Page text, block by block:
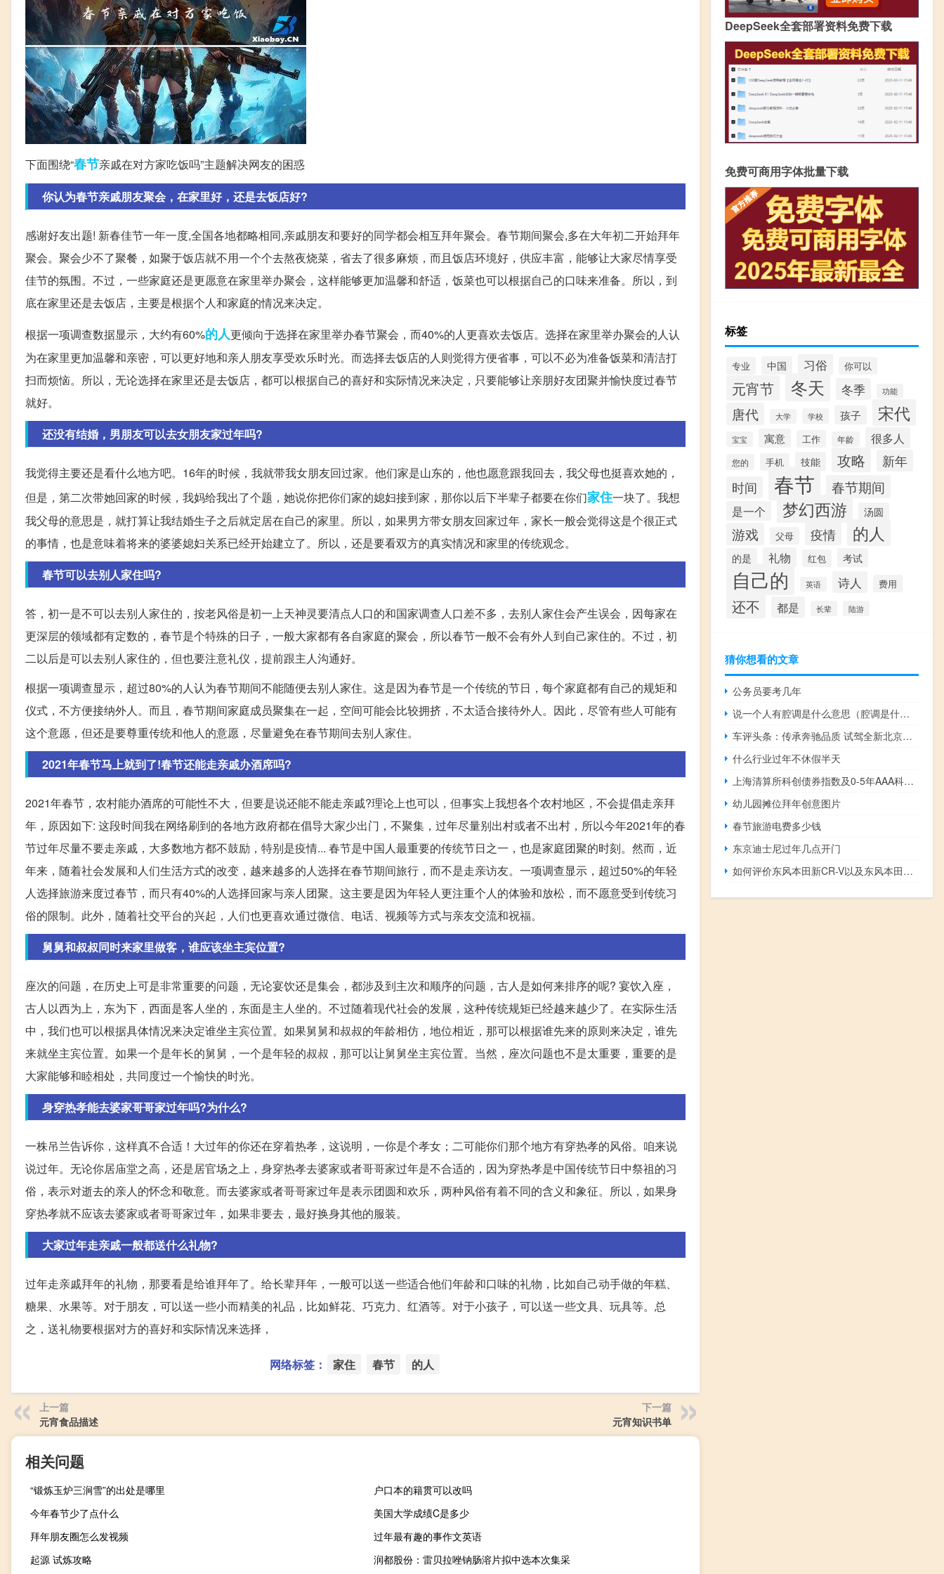
下面围绕“春节亲戚在对方家吃饭吗”主题解决网友的困惑
你认为春节亲戚朋友聚会，在家里好，还是去饭店好?
感谢好友出题! 新春佳节一年一度,全国各地都略相同,亲戚朋友和要好的同学都会相互拜年聚会。春节期间聚会,多在大年初二开始拜年
聚会。聚会少不了聚餐，如聚于饭店就不用一个个去熬夜烧菜，省去了很多麻烦，而且饭店环境好，供应丰富，能够让大家尽情享受
佳节的氛围。不过，一些家庭还是更愿意在家里举办聚会，这样能够更加温馨和舒适，饭菜也可以根据自己的口味来准备。所以，到
底在家里还是去饭店，主要是根据个人和家庭的情况来决定。
根据一项调查数据显示，大约有60%的人更倾向于选择在家里举办春节聚会，而40%的人更喜欢去饭店。选择在家里举办聚会的人认
为在家里更加温馨和亲密，可以更好地和亲人朋友享受欢乐时光。而选择去饭店的人则觉得方便省事，可以不必为准备饭菜和清洁打
扫而烦恼。所以，无论选择在家里还是去饭店，都可以根据自己的喜好和实际情况来决定，只要能够让亲朋好友团聚并愉快度过春节
就好。
还没有结婚，男朋友可以去女朋友家过年吗?
我觉得主要还是看什么地方吧。16年的时候，我就带我女朋友回过家。他们家是山东的，他也愿意跟我回去，我父母也挺喜欢她的，
但是，第二次带她回家的时候，我妈给我出了个题，她说你把你们家的媳妇接到家，那你以后下半辈子都要在你们家住一块了。我想
我父母的意思是，就打算让我结婚生子之后就定居在自己的家里。所以，如果男方带女朋友回家过年，家长一般会觉得这是个很正式
的事情，也是意味着将来的婆婆媳妇关系已经开始建立了。所以，还是要看双方的真实情况和家里的传统观念。
春节可以去别人家住吗?
答，初一是不可以去别人家住的，按老风俗是初一上天神灵要清点人口的和国家调查人口差不多，去别人家住会产生误会，因每家在
更深层的领域都有定数的，春节是个特殊的日子，一般大家都有各自家庭的聚会，所以春节一般不会有外人到自己家住的。不过，初
二以后是可以去别人家住的，但也要注意礼仪，提前跟主人沟通好。
根据一项调查显示，超过80%的人认为春节期间不能随便去别人家住。这是因为春节是一个传统的节日，每个家庭都有自己的规矩和
仪式，不方便接纳外人。而且，春节期间家庭成员聚集在一起，空间可能会比较拥挤，不太适合接待外人。因此，尽管有些人可能有
这个意愿，但还是要尊重传统和他人的意愿，尽量避免在春节期间去别人家住。
2021年春节马上就到了!春节还能走亲戚办酒席吗?
2021年春节，农村能办酒席的可能性不大，但要是说还能不能走亲戚?理论上也可以，但事实上我想各个农村地区，不会提倡走亲拜
年，原因如下: 这段时间我在网络刷到的各地方政府都在倡导大家少出门，不聚集，过年尽量别出村或者不出村，所以今年2021年的春
节过年尽量不要走亲戚，大多数地方都不鼓励，特别是疫情... 春节是中国人最重要的传统节日之一，也是家庭团聚的时刻。然而，近
年来，随着社会发展和人们生活方式的改变，越来越多的人选择在春节期间旅行，而不是走亲访友。一项调查显示，超过50%的年轻
人选择旅游来度过春节，而只有40%的人选择回家与亲人团聚。这主要是因为年轻人更注重个人的体验和放松，而不愿意受到传统习
俗的限制。此外，随着社交平台的兴起，人们也更喜欢通过微信、电话、视频等方式与亲友交流和祝福。
舅舅和叔叔同时来家里做客，谁应该坐主宾位置?
座次的问题，在历史上可是非常重要的问题，无论宴饮还是集会，都涉及到主次和顺序的问题，古人是如何来排序的呢? 宴饮入座，
古人以西为上，东为下，西面是客人坐的，东面是主人坐的。不过随着现代社会的发展，这种传统规矩已经越来越少了。在实际生活
中，我们也可以根据具体情况来决定谁坐主宾位置。如果舅舅和叔叔的年龄相仿，地位相近，那可以根据谁先来的原则来决定，谁先
来就坐主宾位置。如果一个是年长的舅舅，一个是年轻的叔叔，那可以让舅舅坐主宾位置。当然，座次问题也不是太重要，重要的是
大家能够和睦相处，共同度过一个愉快的时光。
身穿热孝能去婆家哥哥家过年吗?为什么?
一株吊兰告诉你，这样真不合适！大过年的你还在穿着热孝，这说明，一你是个孝女；二可能你们那个地方有穿热孝的风俗。咱来说
说过年。无论你居庙堂之高，还是居官场之上，身穿热孝去婆家或者哥哥家过年是不合适的，因为穿热孝是中国传统节日中祭祖的习
俗，表示对逝去的亲人的怀念和敬意。而去婆家或者哥哥家过年是表示团圆和欢乐，两种风俗有着不同的含义和象征。所以，如果身
穿热孝就不应该去婆家或者哥哥家过年，如果非要去，最好换身其他的服装。
大家过年走亲戚一般都送什么礼物?
过年走亲戚拜年的礼物，那要看是给谁拜年了。给长辈拜年，一般可以送一些适合他们年龄和口味的礼物，比如自己动手做的年糕、
糖果、水果等。对于朋友，可以送一些小而精美的礼品，比如鲜花、巧克力、红酒等。对于小孩子，可以送一些文具、玩具等。总
之，送礼物要根据对方的喜好和实际情况来选择，
网络标签： 家住 春节 的人
上一篇
元宵食品描述
下一篇
元宵知识书单
相关问题
“锻炼玉炉三涧雪”的出处是哪里
户口本的籍贯可以改吗
今年春节少了点什么
美国大学成绩C是多少
拜年朋友圈怎么发视频
过年最有趣的事作文英语
起源 试炼攻略
润都股份：雷贝拉唑钠肠溶片拟中选本次集采
DeepSeek全套部署资料免费下载
免费可商用字体批量下载
标签
专业 中国 习俗 你可以
元宵节 冬天 冬季 功能
唐代 大学 学校 孩子 宋代
宝宝 寓意 工作 年龄 很多人
您的 手机 技能 攻略
新年
时间
春节 春节期间
是一个 梦幻西游 汤圆
游戏 父母 疫情 的人
的是 礼物 红包 考试
自己的 英语 诗人 费用
还不 都是 长辈 陆游
猜你想看的文章
公务员要考几年
说一个人有腔调是什么意思（腔调是什么意思）
车评头条：传承奔驰品质 试驾全新北京奔驰GLC SUV
什么行业过年不休假半天
上海清算所科创债券指数及0-5年AAA科创债券指数今日发布
幼儿园摊位拜年创意图片
春节旅游电费多少钱
东京迪士尼过年几点开门
如何评价东风本田新CR-V以及东风本田新CR-V的动力